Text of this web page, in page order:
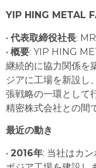
YIP HING METAL
• 代表取締役社長:
• 概要: YIP HING
継続的に協力関係を
ジアに工場を新設し
張戦略の一環として
精密株式会社との間
最近の動き
• 2016年: 当社はカ